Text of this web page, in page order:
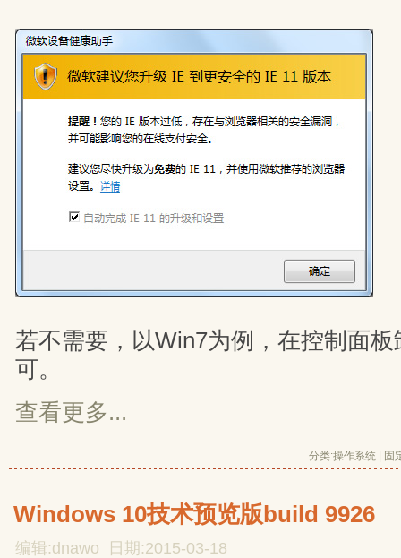
若不需要，以Win7为例，在控制面
可。
查看更多...
分类:操作系统 固
Windows 10技术预览版build 9926
编辑:dnawo 日期:2015-03-18